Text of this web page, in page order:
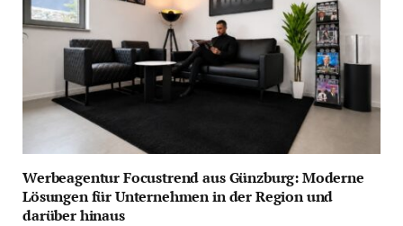
Werbeagentur Focustrend aus Günzburg: Moderne
Lösungen für Unternehmen in der Region und
darüber hinaus